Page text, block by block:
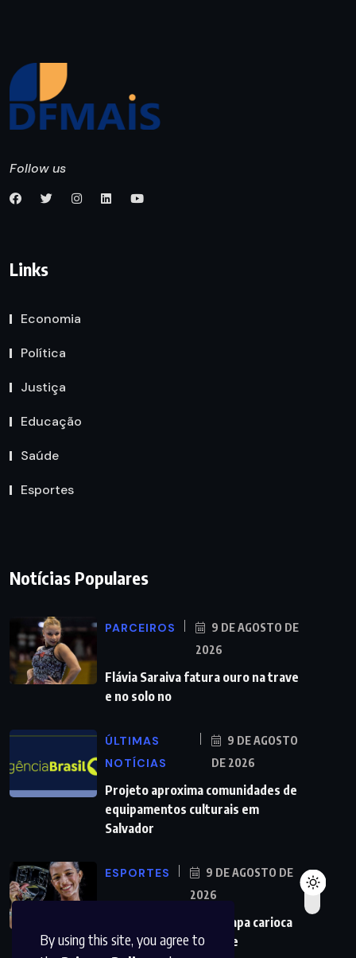
By using this site, you agree to
Follow us
Links
Economia
Política
Justiça
Educação
Saúde
Esportes
Notícias Populares
PARCEIROS
9 DE AGOSTO DE
2026
Flávia Saraiva fatura ouro na trave
e no solo no
ÚLTIMAS
NOTÍCIAS
9 DE AGOSTO
DE 2026
Projeto aproxima comunidades de
equipamentos culturais em
Salvador
ESPORTES
9 DE AGOSTO DE
2026
Rayssa é campeã da etapa carioca
da Liga Internacional de